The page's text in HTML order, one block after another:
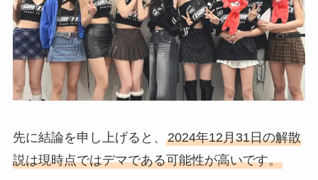
先に結論を申し上げると、 2024年12月31日の解散
説は現時点ではデマである可能性が高いです。